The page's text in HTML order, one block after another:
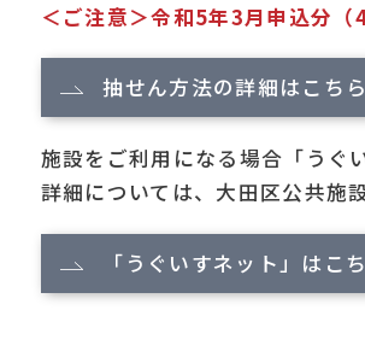
＜ご注意＞令和5年3月申込分（
抽せん方法の詳細はこちら
施設をご利用になる場合「うぐ
詳細については、大田区公共施
「うぐいすネット」はこ